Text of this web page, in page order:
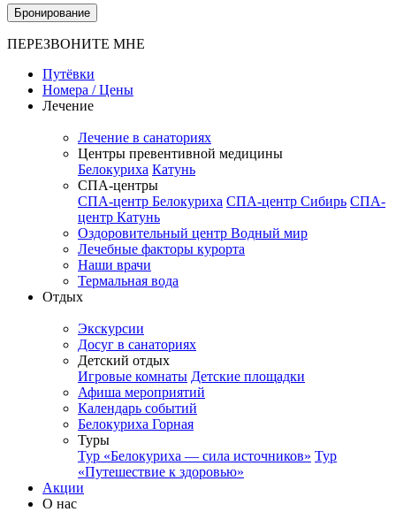
Бронирование
ПЕРЕЗВОНИТЕ МНЕ
Путёвки
Номера / Цены
Лечение
Лечение в санаториях
Центры превентивной медицины
Белокуриха Катунь
СПА-центры
СПА-центр Белокуриха СПА-центр Сибирь СПА-
центр Катунь
Оздоровительный центр Водный мир
Лечебные факторы курорта
Наши врачи
Термальная вода
Отдых
Экскурсии
Досуг в санаториях
Детский отдых
Игровые комнаты Детские площадки
Афиша мероприятий
Календарь событий
Белокуриха Горная
Туры
Тур «Белокуриха — сила источников» Тур
«Путешествие к здоровью»
Акции
О нас